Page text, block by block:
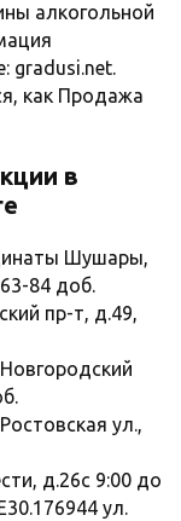
алкогольной
gradusi.net.
как Продажа
в
Шушары,
84 доб.
пр-т, д.49,
ул.,
д.26с 9:00 до
ул.